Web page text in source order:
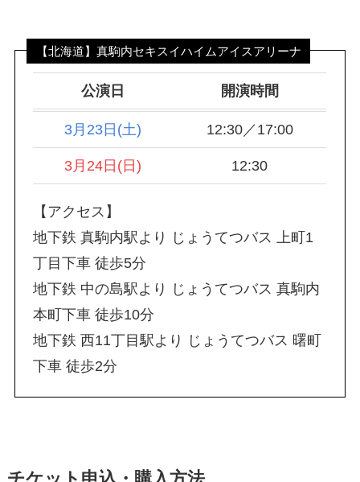
【北海道】真駒内セキスイハイムアイスアリーナ
公演日 開演時間
3月23日(土) 12:30／17:00
3月24日(日) 12:30
【アクセス】
地下鉄 真駒内駅より じょうてつバス 上町1
丁目下車 徒歩5分
地下鉄 中の島駅より じょうてつバス 真駒内
本町下車 徒歩10分
地下鉄 西11丁目駅より じょうてつバス 曙町
下車 徒歩2分